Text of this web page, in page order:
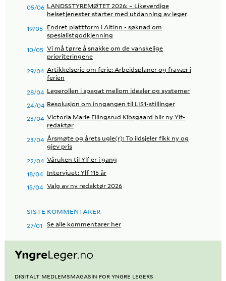
05/06 LANDSSTYREMØTET 2026: – Likeverdige
helsetjenester starter med utdanning av leger
19/05 Endret plattform i Altinn - søknad om
spesialistgodkjenning
10/05 Vi må tørre å snakke om de vanskelige
prioriteringene
29/04 Artikkelserie om ferie: Arbeidsplaner og fravær i
ferien
28/04 Legerollen i spagat mellom idealer og systemer
24/04 Resolusjon om inngangen til LIS1-stillinger
23/04 Victoria Marie Ellingsrud Kibsgaard blir ny Ylf-
redaktør
23/04 Årsmøte og årets ugle(r): To ildsjeler fikk ny og
gjev pris
22/04 Våruken til Ylf er i gang
18/04 Intervjuet: Ylf 115 år
15/04 Valg av ny redaktør 2026
SISTE KOMMENTARER
27/01 Se alle kommentarer her
Digitalt medlemsmagasin for Yngre Legers